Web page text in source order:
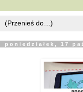
poniedziałek, 17